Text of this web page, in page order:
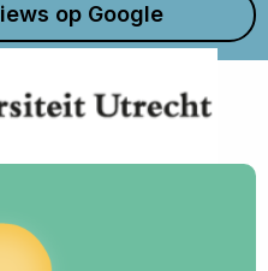
op Google